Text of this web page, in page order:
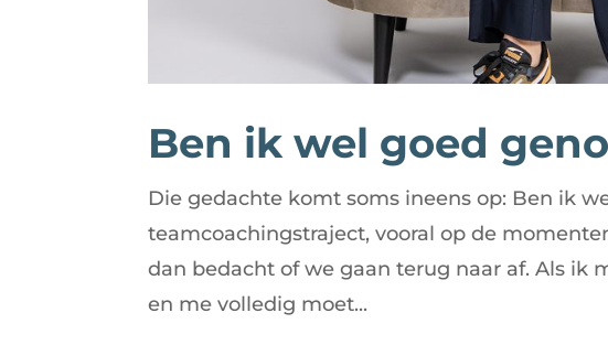
Ben ik wel goed
Die gedachte komt soms ineens op: Ben ik
teamcoachingstraject, vooral op de
dan bedacht of we gaan terug naar af. Als ik
en me volledig moet...